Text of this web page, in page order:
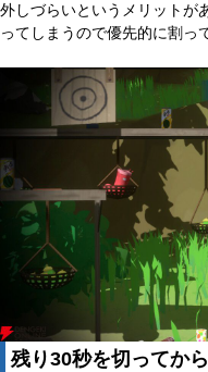
外しづらいというメリットが
ってしまうので優先的に割っ
残り30秒を切ってか